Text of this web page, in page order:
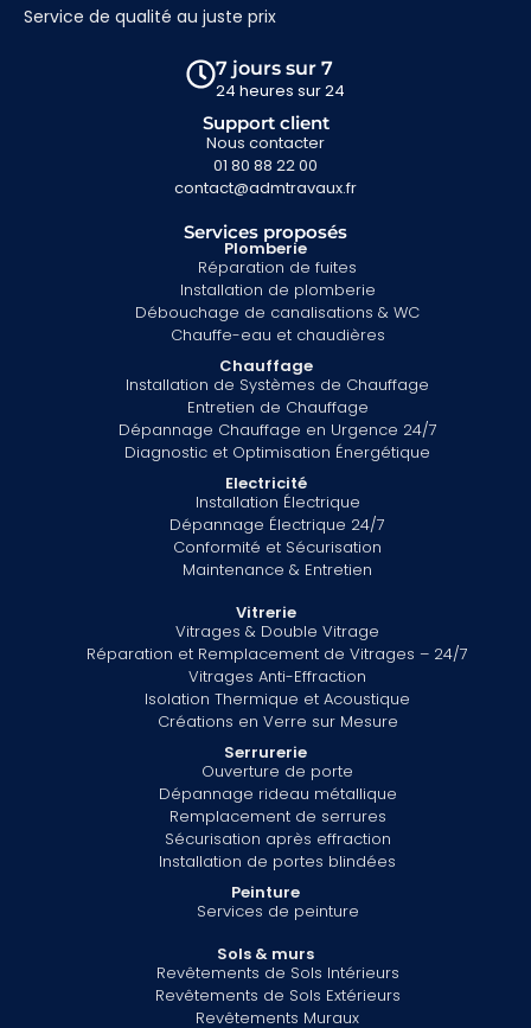
Service de qualité au juste prix
7 jours sur 7
24 heures sur 24
Support client
Nous contacter
01 80 88 22 00
contact@admtravaux.fr
Services proposés
Plomberie
Réparation de fuites
Installation de plomberie
Débouchage de canalisations & WC
Chauffe-eau et chaudières
Chauffage
Installation de Systèmes de Chauffage
Entretien de Chauffage
Dépannage Chauffage en Urgence 24/7
Diagnostic et Optimisation Énergétique
Electricité
Installation Électrique
Dépannage Électrique 24/7
Conformité et Sécurisation
Maintenance & Entretien
Vitrerie
Vitrages & Double Vitrage
Réparation et Remplacement de Vitrages – 24/7
Vitrages Anti-Effraction
Isolation Thermique et Acoustique
Créations en Verre sur Mesure
Serrurerie
Ouverture de porte
Dépannage rideau métallique
Remplacement de serrures
Sécurisation après effraction
Installation de portes blindées
Peinture
Services de peinture
Sols & murs
Revêtements de Sols Intérieurs
Revêtements de Sols Extérieurs
Revêtements Muraux